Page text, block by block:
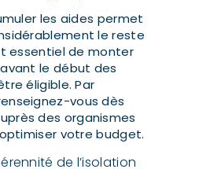
les aides permet
le reste
essentiel de monter
le début des
éligible. Par
vous dès
des organismes
votre budget.
de l’isolation